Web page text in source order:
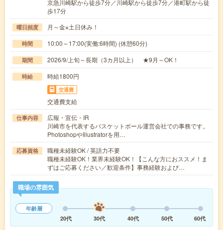
京急川崎駅から徒歩7分／川崎駅から徒歩7分／港町駅から徒
歩17分
曜日頻度 月～金※土日休み！
時間 10:00～17:00(実働:6時間) (休憩60分)
期間 2026/9/上旬～長期（3カ月以上） ★9月～OK！
時給 時給1800円
交通費
交通費支給
仕事内容
広報・宣伝・IR
川崎市を代表するバスケットボール運営会社での事務です。
PhotoshopやIllustratorを用…
応募資格
職種未経験OK / 英語力不要
職種未経験OK！業界未経験OK！【こんな方におススメ！ま
ずはご応募ください／歓迎条件】事務経験および…
職場の雰囲気
年齢層
20代
30代 40代 50代 60代